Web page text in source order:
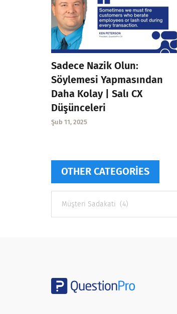
Sadece Nazik Olun:
Söylemesi Yapmasından
Daha Kolay | Salı CX
Düşünceleri
Şub 11, 2025
OTHER CATEGORIES
categories